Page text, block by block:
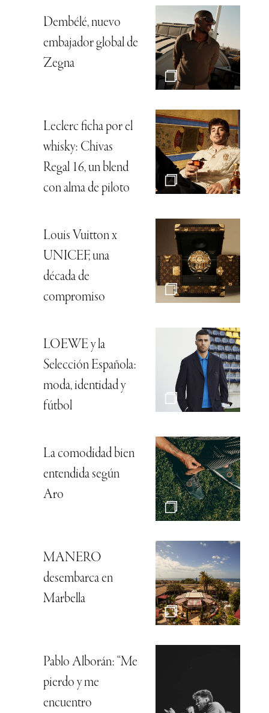
Dembélé, nuevo
embajador global de
Zegna
Leclerc ficha por el
whisky: Chivas
Regal 16, un blend
con alma de piloto
Louis Vuitton x
UNICEF, una
década de
compromiso
LOEWE y la
Selección Española:
moda, identidad y
fútbol
La comodidad bien
entendida según
Aro
MANERO
desembarca en
Marbella
Pablo Alborán: “Me
pierdo y me
encuentro